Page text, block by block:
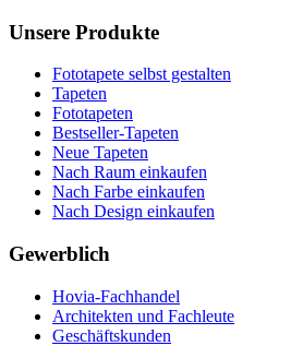
Unsere Produkte
Fototapete selbst gestalten
Tapeten
Fototapeten
Bestseller-Tapeten
Neue Tapeten
Nach Raum einkaufen
Nach Farbe einkaufen
Nach Design einkaufen
Gewerblich
Hovia-Fachhandel
Architekten und Fachleute
Geschäftskunden